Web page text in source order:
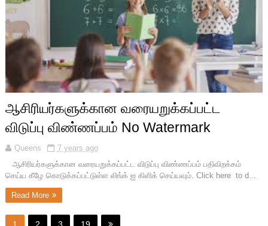
ஆசிரியர்களுக்கான வரையறுக்கப்பட்ட
விடுப்பு விண்ணப்பம் No Watermark
Queens
7 years ago
ஆசிரியர்களுக்கான வரையறுக்கப்பட்ட விடுப்பு விண்ணப்பம் பதிவிறக்கம்
செய்ய கீழே கொடுக்கப்பட்டுள்ள லிங்க் ஐ கிளிக் செய்யவும். Click here to d...
Read More